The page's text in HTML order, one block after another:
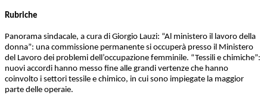
Rubriche
Panorama sindacale, a cura di Giorgio Lauzi: “Al ministero il lavoro della
donna”: una commissione permanente si occuperà presso il Ministero
del Lavoro dei problemi dell’occupazione femminile. “Tessili e chimiche”:
nuovi accordi hanno messo fine alle grandi vertenze che hanno
coinvolto i settori tessile e chimico, in cui sono impiegate la maggior
parte delle operaie.